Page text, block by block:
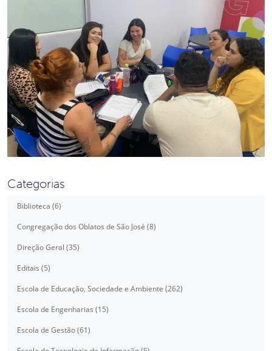
Categorias
Biblioteca (6)
Congregação dos Oblatos de São José (8)
Direção Geral (35)
Editais (5)
Escola de Educação, Sociedade e Ambiente (262)
Escola de Engenharias (15)
Escola de Gestão (61)